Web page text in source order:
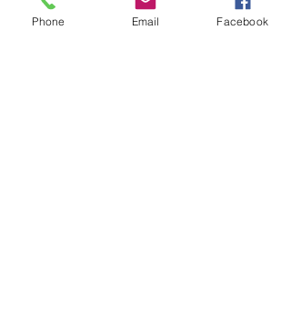
Posts récents Voir tout
Phone Email Facebook